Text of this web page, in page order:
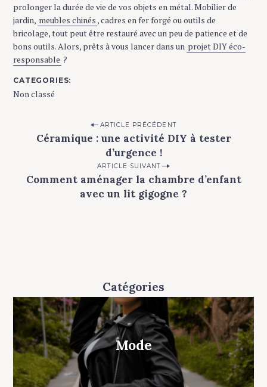
Catégories
Mode
prolonger la durée de vie de vos objets en métal. Mobilier de
jardin, meubles chinés , cadres en fer forgé ou outils de
bricolage, tout peut être restauré avec un peu de patience et de
bons outils. Alors, prêts à vous lancer dans un projet DIY éco-
responsable ?
CATEGORIES
Non classé
t
i
o
n
ARTICLE PRÉCÉDENT
Céramique : une activité DIY à tester
d’urgence !
ARTICLE SUIVANT
Comment aménager la chambre d’enfant
avec un lit gigogne ?